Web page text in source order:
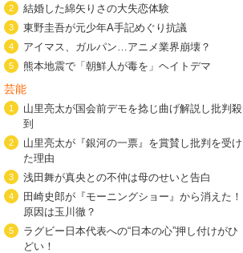
2 結婚した綿矢りさの大失恋体験
3 東野圭吾が元少年A手記めぐり抗議
4 アイマス、ガルパン…アニメ業界崩壊？
5 熊本地震で「朝鮮人が毒を」ヘイトデマ
芸能
1
山里亮太が国会前デモを捻じ曲げ解説し批判殺
到
2
山里亮太が『銀河の一票』を賞賛し批判を受け
た理由
3 浅田舞が真央との不仲は母のせいと告白
4
田崎史郎が『モーニングショー』から消えた！
原因は玉川徹？
5
ラグビー日本代表への“日本の心”押し付けがひ
どい！